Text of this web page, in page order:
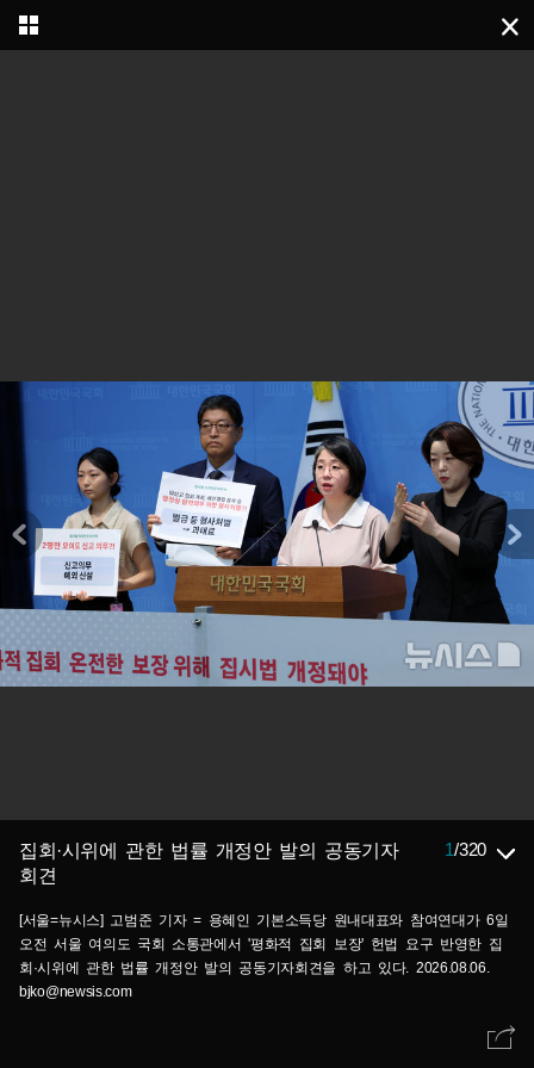
집회·시위에 관한 법률 개정안 발의 공동기자
회견
1/320
[서울=뉴시스] 고범준 기자 = 용혜인 기본소득당 원내대표와 참여연대가 6일
오전 서울 여의도 국회 소통관에서 '평화적 집회 보장' 헌법 요구 반영한 집
회·시위에 관한 법률 개정안 발의 공동기자회견을 하고 있다. 2026.08.06.
bjko@newsis.com